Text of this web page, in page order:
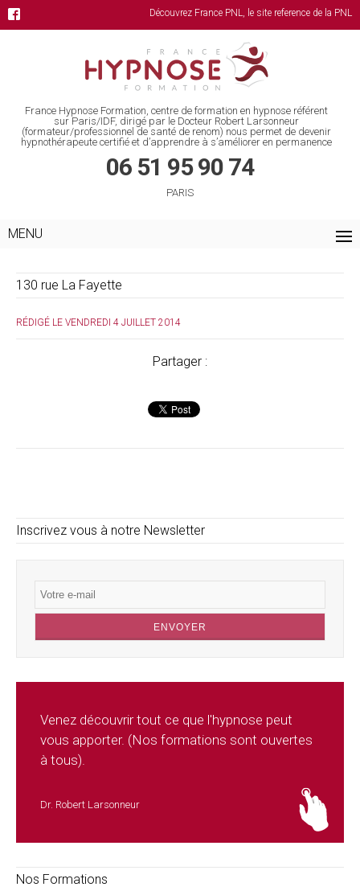
Découvrez France PNL, le site reference de la PNL
France Hypnose Formation, centre de formation en hypnose référent
sur Paris/IDF, dirigé par le Docteur Robert Larsonneur
(formateur/professionnel de santé de renom) nous permet de devenir
hypnothérapeute certifié et d’apprendre à s’améliorer en permanence
06 51 95 90 74
PARIS
MENU
130 rue La Fayette
RÉDIGÉ LE VENDREDI 4 JUILLET 2014
Partager :
Inscrivez vous à notre Newsletter
Venez découvrir tout ce que l'hypnose peut
vous apporter. (Nos formations sont ouvertes
à tous).
Dr. Robert Larsonneur
Nos Formations